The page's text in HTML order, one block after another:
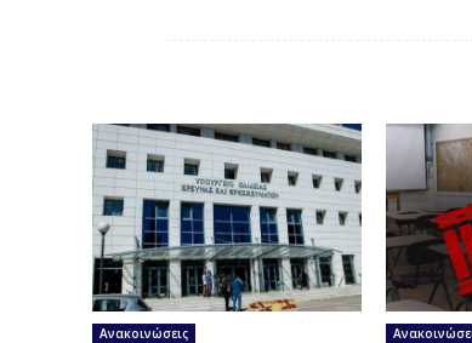
Ανακοινώσεις